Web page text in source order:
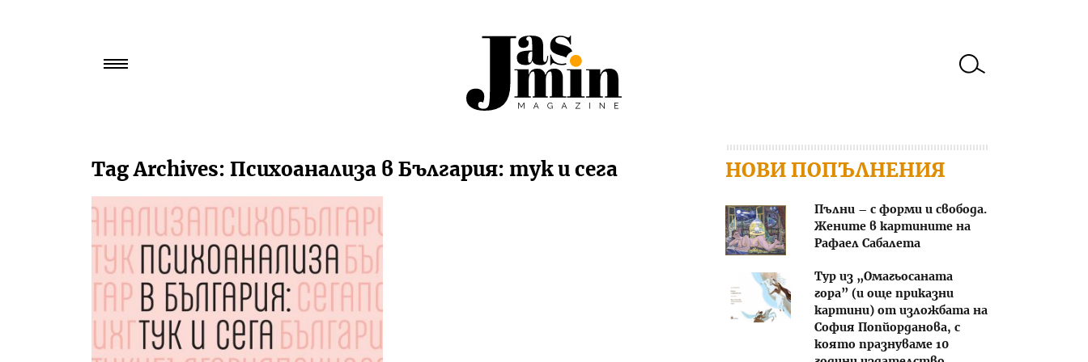
за:
Tag Archives: Психоанализа в България: тук и сега НОВИ ПОПЪЛНЕНИЯ
Пълни – с форми и свобода.
Жените в картините на
Рафаел Сабалета
Тур из „Омагьосаната
гора” (и още приказни
картини) от изложбата на
София Попйорданова, с
която празнуваме 10